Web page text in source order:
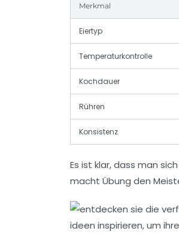
Merkmal
Eiertyp
Temperaturkontrolle
Kochdauer
Rühren
Konsistenz
Es ist klar, dass man
macht Übung den